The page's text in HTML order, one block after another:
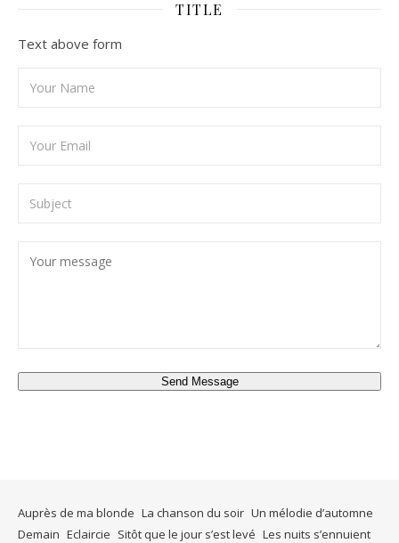
TITLE
Text above form
Send Message
Auprès de ma blonde La chanson du soir Un mélodie d’automne
Demain Eclaircie Sitôt que le jour s’est levé Les nuits s’ennuient